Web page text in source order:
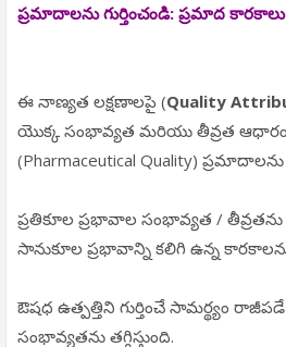
ప్రమాదాలను గుర్తించండి: ప్రమాద
ఈ నాణ్యత లక్షణాలపై (Quality
యొక్క సంభావ్యత మరియు తీవ్రత
(Pharmaceutical Quality) ప్రమాదాలను
ప్రతికూల ప్రభావాల సంభావ్యత /
సానుకూల ప్రభావాన్ని కలిగి ఉన్న కారకాలను
ఔషధ ఉత్పత్తిని గుర్తించే సామర్థ్యం
సంభావ్యతను తగ్గిస్తుంది.